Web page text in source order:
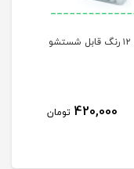
420,000 تومان